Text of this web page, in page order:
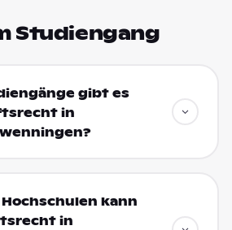
Studiengang
gibt es
in
kann
in